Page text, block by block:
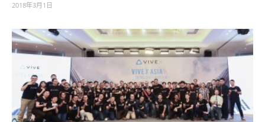
2018年3月1日